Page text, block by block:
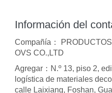
Información del
Compañía：
OVS CO.,LTD
Agregar：N.º 13, piso 2,
logística de materiales
calle Laixiang, Foshan,